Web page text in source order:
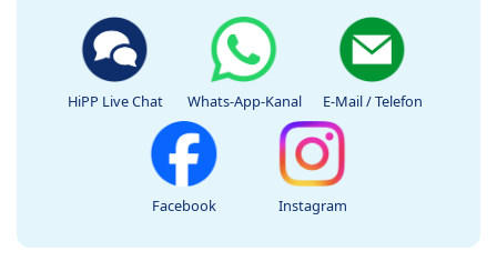
HiPP Live Chat Whats-App-Kanal E-Mail / Telefon
Facebook Instagram